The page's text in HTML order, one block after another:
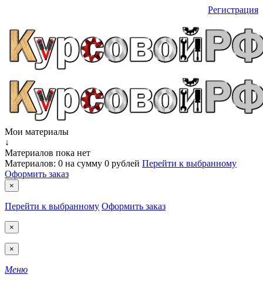
Регистрация
Мои материалы
↓
Материалов пока нет
Материалов: 0 на сумму 0 рублей Перейти к выбранному
Оформить заказ
×
Перейти к выбранному Оформить заказ
×
×
Меню